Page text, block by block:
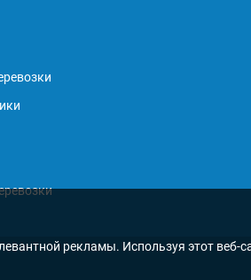
рекламы. Используя этот веб-